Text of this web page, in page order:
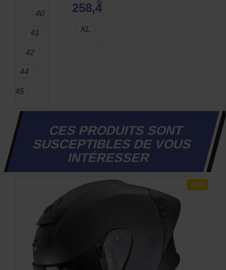
40
41
42
44
45
258,45 €
XL
CES PRODUITS SONT
SUSCEPTIBLES DE VOUS
INTÉRESSER
-22%